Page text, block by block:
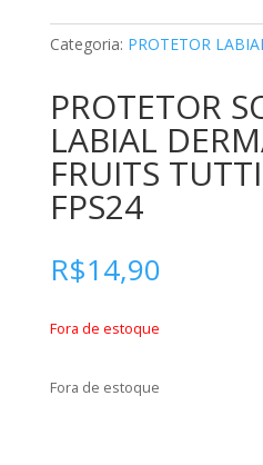
Categoria: PROTETOR
PROTETOR
LABIAL
FRUITS
FPS24
R$14,90
Fora de estoque
Fora de estoque